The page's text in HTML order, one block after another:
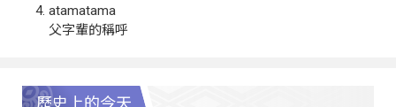
atamatama
父字輩的稱呼